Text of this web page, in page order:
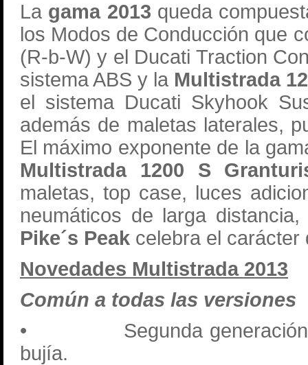
La gama 2013 queda
los Modos de Conducción que
(R-b-W) y el Ducati Traction
sistema ABS y la Multistrada
el sistema Ducati Skyhook
además de maletas laterales,
El máximo exponente de la
Multistrada 1200 S
maletas, top case, luces
neumáticos de larga
Pike´s Peak celebra el
Novedades Multistrada 2013
Común a todas las versiones
•
Segunda
bujía.